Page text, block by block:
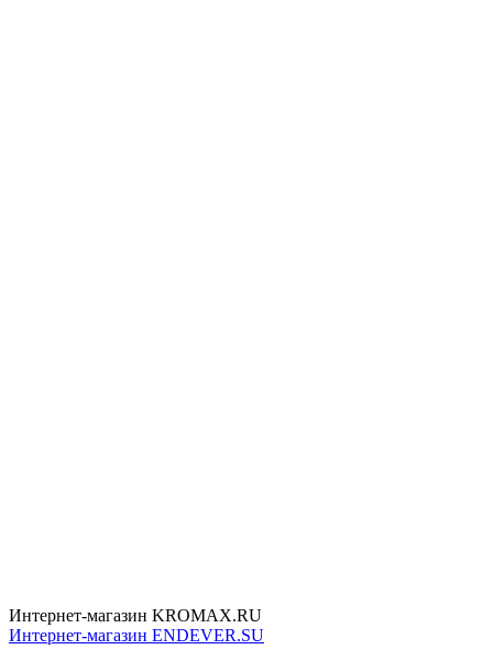
Интернет-магазин KROMAX.RU
Интернет-магазин ENDEVER.SU